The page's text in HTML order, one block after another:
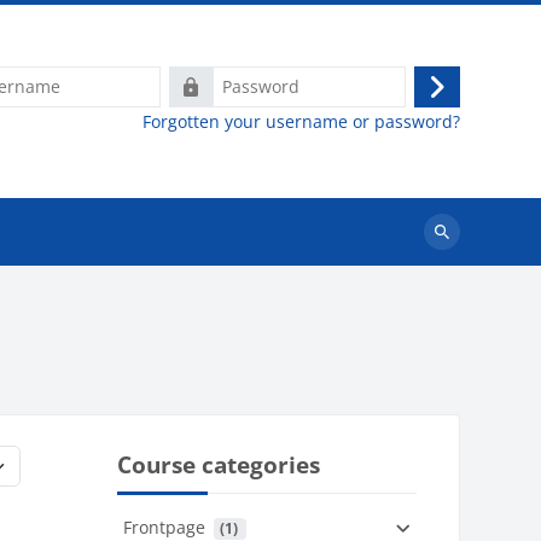
Password
Log
in
Forgotten your username or password?
Search
Course categories
Frontpage (1)